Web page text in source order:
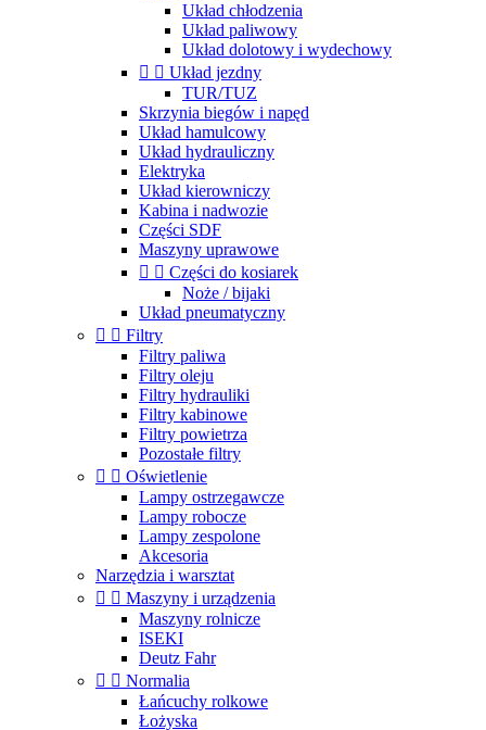
Układ chłodzenia
Układ paliwowy
Układ dolotowy i wydechowy
  Układ jezdny
TUR/TUZ
Skrzynia biegów i napęd
Układ hamulcowy
Układ hydrauliczny
Elektryka
Układ kierowniczy
Kabina i nadwozie
Części SDF
Maszyny uprawowe
  Części do kosiarek
Noże / bijaki
Układ pneumatyczny
  Filtry
Filtry paliwa
Filtry oleju
Filtry hydrauliki
Filtry kabinowe
Filtry powietrza
Pozostałe filtry
  Oświetlenie
Lampy ostrzegawcze
Lampy robocze
Lampy zespolone
Akcesoria
Narzędzia i warsztat
  Maszyny i urządzenia
Maszyny rolnicze
ISEKI
Deutz Fahr
  Normalia
Łańcuchy rolkowe
Łożyska